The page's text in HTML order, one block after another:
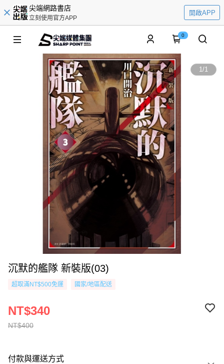
尖端網路書店
立刻使用官方APP
開啟APP
0
1/1
沉默的艦隊 新裝版(03)
超取滿NT$500免運 國家/地區配送
NT$400
NT$340
付款與運送方式